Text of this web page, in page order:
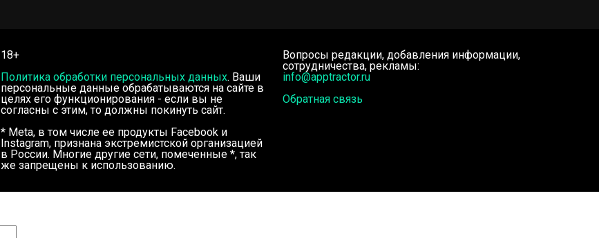
18+
Политика обработки персональных данных. Ваши
персональные данные обрабатываются на сайте в
целях его функционирования - если вы не
согласны с этим, то должны покинуть сайт.
* Meta, в том числе ее продукты Facebook и
Instagram, признана экстремистской организацией
в России. Многие другие сети, помеченные *, так
же запрещены к использованию.
Вопросы редакции, добавления информации,
сотрудничества, рекламы:
info@apptractor.ru
Обратная связь